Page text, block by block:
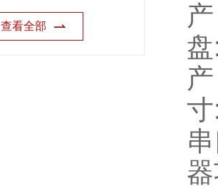
查看全部
盘
寸